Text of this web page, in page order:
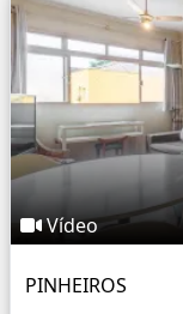
Vídeo
PINHEIROS